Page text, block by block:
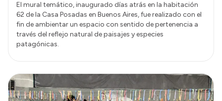
El mural temático, inaugurado días atrás en la habitación
62 de la Casa Posadas en Buenos Aires, fue realizado con el
fin de ambientar un espacio con sentido de pertenencia a
través del reflejo natural de paisajes y especies
patagónicas.